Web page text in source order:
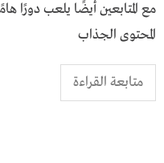
مع المتابعين أيضًا يلعب دورًا
المحتوى الجذاب
متابعة القراءة